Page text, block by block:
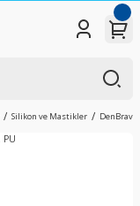
Silikon ve Mastikler